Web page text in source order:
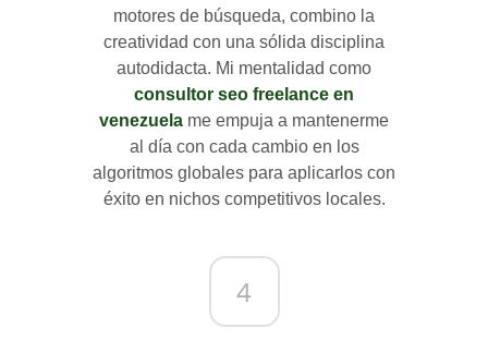
motores de búsqueda, combino la
creatividad con una sólida disciplina
autodidacta. Mi mentalidad como
consultor seo freelance en
venezuela me empuja a mantenerme
al día con cada cambio en los
algoritmos globales para aplicarlos con
éxito en nichos competitivos locales.
4